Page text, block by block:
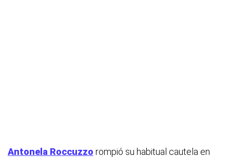
Antonela Roccuzzo rompió su habitual cautela en